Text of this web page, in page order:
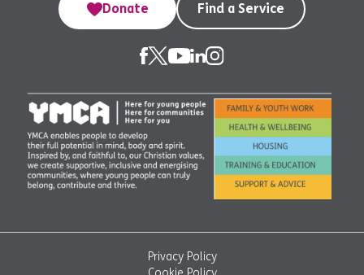
Donate
Find a Service
Privacy Policy